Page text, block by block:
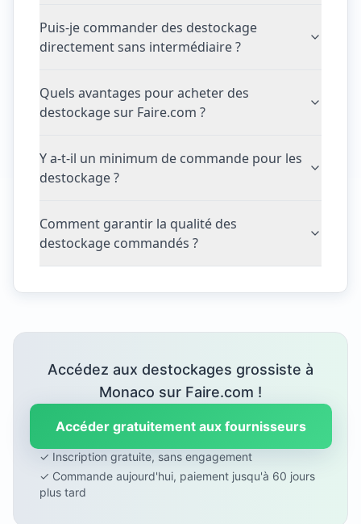
Puis-je commander des destockage
directement sans intermédiaire ?
Quels avantages pour acheter des
destockage sur Faire.com ?
Y a-t-il un minimum de commande pour les
destockage ?
Comment garantir la qualité des
destockage commandés ?
Accédez aux destockages grossiste à
Monaco sur Faire.com !
Accéder gratuitement aux fournisseurs
✓ Inscription gratuite, sans engagement
✓ Commande aujourd'hui, paiement jusqu'à 60 jours
plus tard